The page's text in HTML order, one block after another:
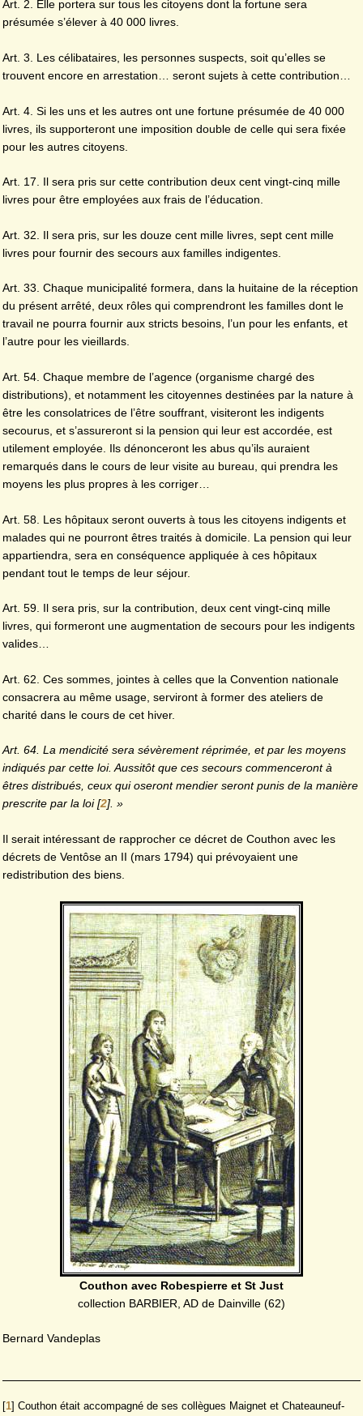
Art. 2. Elle portera sur tous les citoyens dont la fortune sera
présumée s’élever à 40 000 livres.
Art. 3. Les célibataires, les personnes suspects, soit qu’elles se
trouvent encore en arrestation… seront sujets à cette contribution…
Art. 4. Si les uns et les autres ont une fortune présumée de 40 000
livres, ils supporteront une imposition double de celle qui sera fixée
pour les autres citoyens.
Art. 17. Il sera pris sur cette contribution deux cent vingt-cinq mille
livres pour être employées aux frais de l’éducation.
Art. 32. Il sera pris, sur les douze cent mille livres, sept cent mille
livres pour fournir des secours aux familles indigentes.
Art. 33. Chaque municipalité formera, dans la huitaine de la réception
du présent arrêté, deux rôles qui comprendront les familles dont le
travail ne pourra fournir aux stricts besoins, l’un pour les enfants, et
l’autre pour les vieillards.
Art. 54. Chaque membre de l’agence (organisme chargé des
distributions), et notamment les citoyennes destinées par la nature à
être les consolatrices de l’être souffrant, visiteront les indigents
secourus, et s’assureront si la pension qui leur est accordée, est
utilement employée. Ils dénonceront les abus qu’ils auraient
remarqués dans le cours de leur visite au bureau, qui prendra les
moyens les plus propres à les corriger…
Art. 58. Les hôpitaux seront ouverts à tous les citoyens indigents et
malades qui ne pourront êtres traités à domicile. La pension qui leur
appartiendra, sera en conséquence appliquée à ces hôpitaux
pendant tout le temps de leur séjour.
Art. 59. Il sera pris, sur la contribution, deux cent vingt-cinq mille
livres, qui formeront une augmentation de secours pour les indigents
valides…
Art. 62. Ces sommes, jointes à celles que la Convention nationale
consacrera au même usage, serviront à former des ateliers de
charité dans le cours de cet hiver.
Art. 64. La mendicité sera sévèrement réprimée, et par les moyens
indiqués par cette loi. Aussitôt que ces secours commenceront à
êtres distribués, ceux qui oseront mendier seront punis de la manière
prescrite par la loi[2]. »
Il serait intéressant de rapprocher ce décret de Couthon avec les
décrets de Ventôse an II (mars 1794) qui prévoyaient une
redistribution des biens.
Couthon avec Robespierre et St Just
collection BARBIER, AD de Dainville (62)
Bernard Vandeplas
[1] Couthon était accompagné de ses collègues Maignet et Chateauneuf-